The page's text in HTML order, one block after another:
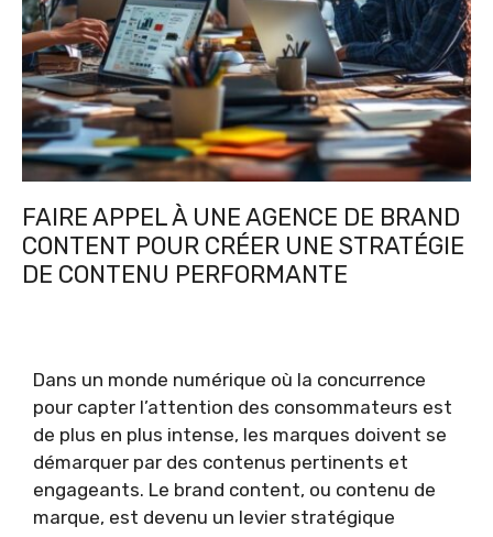
FAIRE APPEL À UNE AGENCE DE BRAND
CONTENT POUR CRÉER UNE STRATÉGIE
DE CONTENU PERFORMANTE
Dans un monde numérique où la concurrence
pour capter l’attention des consommateurs est
de plus en plus intense, les marques doivent se
démarquer par des contenus pertinents et
engageants. Le brand content, ou contenu de
marque, est devenu un levier stratégique